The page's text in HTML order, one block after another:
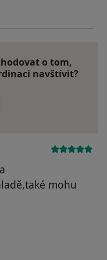
o tom,
navštívit?
mohu
Juřenová